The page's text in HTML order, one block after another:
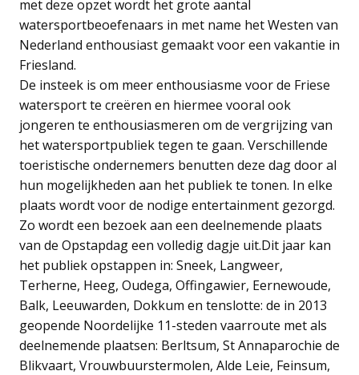
met deze opzet wordt het grote aantal
watersportbeoefenaars in met name het Westen van
Nederland enthousiast gemaakt voor een vakantie in
Friesland.
De insteek is om meer enthousiasme voor de Friese
watersport te creëren en hiermee vooral ook
jongeren te enthousiasmeren om de vergrijzing van
het watersportpubliek tegen te gaan. Verschillende
toeristische ondernemers benutten deze dag door al
hun mogelijkheden aan het publiek te tonen. In elke
plaats wordt voor de nodige entertainment gezorgd.
Zo wordt een bezoek aan een deelnemende plaats
van de Opstapdag een volledig dagje uit.Dit jaar kan
het publiek opstappen in: Sneek, Langweer,
Terherne, Heeg, Oudega, Offingawier, Eernewoude,
Balk, Leeuwarden, Dokkum en tenslotte: de in 2013
geopende Noordelijke 11-steden vaarroute met als
deelnemende plaatsen: Berltsum, St Annaparochie de
Blikvaart, Vrouwbuurstermolen, Alde Leie, Feinsum,